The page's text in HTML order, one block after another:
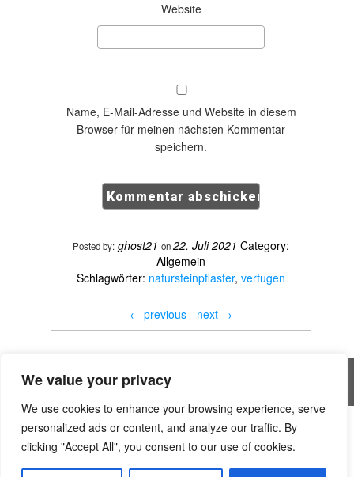
We value your privacy
We use cookies to enhance your browsing experience, serve
personalized ads or content, and analyze our traffic. By
clicking "Accept All", you consent to our use of cookies.
Website
Name, E-Mail-Adresse und Website in diesem
Browser für meinen nächsten Kommentar
speichern.
Posted by: ghost21 on22. Juli 2021 Category:
Allgemein
Schlagwörter: natursteinpflaster, verfugen
← previous - next →
All rights reserved © Handwerker Blog
is.gd/K410R6 The master blog 6264 | Trexgame